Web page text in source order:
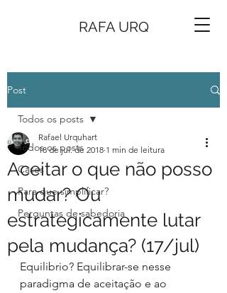
RAFA URQ
Post
Todos os posts
Cases
Para que simplificar?
Perguntas de sabedoria
Todos os posts
Aceitar o que não posso
mudar? Ou
estrategicamente lutar
pela mudança? (17/jul)
Rafael Urquhart
18 de jul. de 2018 1 min de leitura
Equilibrio? Equilibrar-se nesse
paradigma de aceitação e ao